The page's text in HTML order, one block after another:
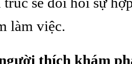
làm việc.
thích khám